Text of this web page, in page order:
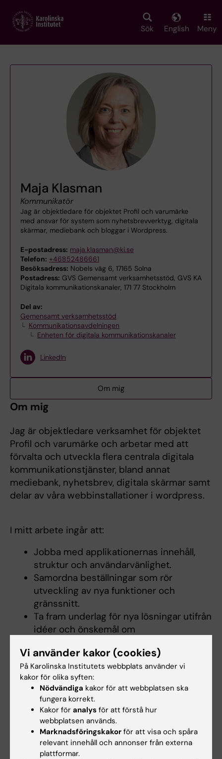
main
Sök English Meny
Maja Klasman
Kommunikatör
Jag är objektledare för objektet Profil och varumärke
med ansvar för system som nyhetsbrevverktyg, digitala
skärmar, mediebank och bloggar i Wordpress.
E-postadress: maja.klasman@ki.se
Telefon: +46852486661
Besöksadress: Nobels väg 6, 17165 Solna
Postadress: GVS Gemensamt verksamhetsstöd, GVS KA
Digitala kommunikationskanaler, 171 77 Stockholm
Del av:
Gemensamt verksamhetsstöd
Kommunikationsavdelningen
Enheten för digitala kommunikationskanaler
LinkedIn
Om mig
Om mig
Jag är objektledare verksamhet för objektet
Profil och varumärke och arbetar med att
förvalta och utveckla flera centrala digitala
kommunikationstjänster, bland annat
mediebank, nyhetsbrev, digitala skärmar samt
delar av våra webbinstallationer i wordpress.
I mitt arbete ingår att:
Jobba med applikationernas innehåll,
struktur och användarvänlighet.
Samordna beställningar som rör
utveckling av nya funktioner och
gränssnitt.
Ta fram underlag för nya lösningar utifrån
idéer och önskemål om
Testa, verifiera samt godkänna
leveranser av kravställd funktionalitet.
Ansvara för de avtal KI har inom området.
Är du Maja Klasman?
Redigera din profil
Vi använder kakor (cookies)
På Karolinska Institutets webbplats använder vi
kakor för olika syften:
Nödvändiga kakor för att webbplatsen ska
fungera korrekt.
Kakor för analys för att förstå hur
webbplatsen används.
Marknadsföringskakor för att visa och spåra
relevant innehåll och annonser från externa
plattformar.